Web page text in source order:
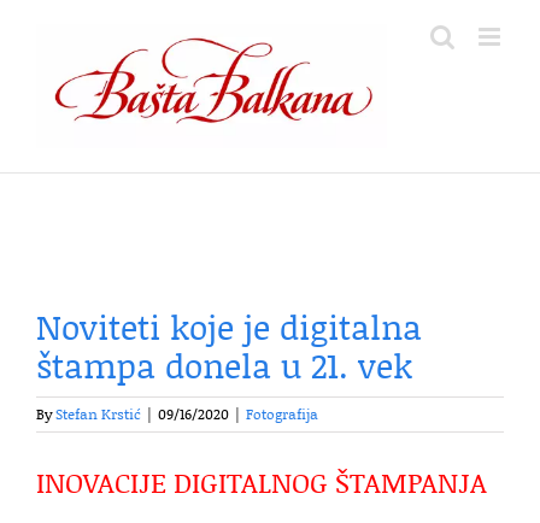
content
Noviteti koje je digitalna
štampa donela u 21. vek
ByStefan Krstić 09/16/2020 Fotografija
INOVACIJE DIGITALNOG ŠTAMPANJA